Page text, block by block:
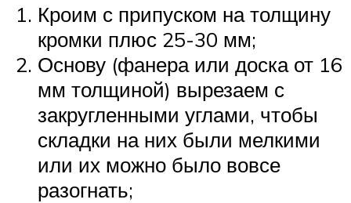
Кроим с припуском на толщину
кромки плюс 25-30 мм;
Основу (фанера или доска от 16
мм толщиной) вырезаем с
закругленными углами, чтобы
складки на них были мелкими
или их можно было вовсе
разогнать;